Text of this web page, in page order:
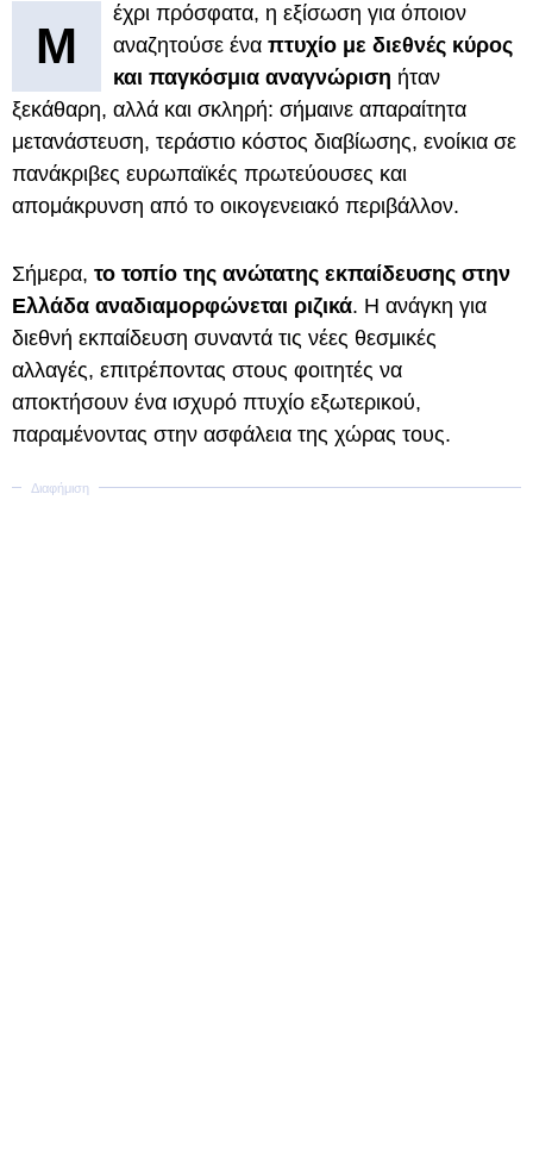
Μ
έχρι πρόσφατα, η εξίσωση για όποιον
αναζητούσε ένα πτυχίο με διεθνές κύρος
και παγκόσμια αναγνώριση ήταν
ξεκάθαρη, αλλά και σκληρή: σήμαινε απαραίτητα
μετανάστευση, τεράστιο κόστος διαβίωσης, ενοίκια σε
πανάκριβες ευρωπαϊκές πρωτεύουσες και
απομάκρυνση από το οικογενειακό περιβάλλον.
Σήμερα, το τοπίο της ανώτατης εκπαίδευσης στην
Ελλάδα αναδιαμορφώνεται ριζικά. Η ανάγκη για
διεθνή εκπαίδευση συναντά τις νέες θεσμικές
αλλαγές, επιτρέποντας στους φοιτητές να
αποκτήσουν ένα ισχυρό πτυχίο εξωτερικού,
παραμένοντας στην ασφάλεια της χώρας τους.